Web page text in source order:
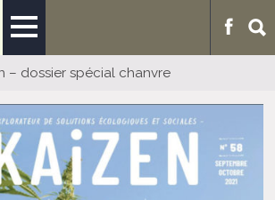
– dossier spécial chanvre